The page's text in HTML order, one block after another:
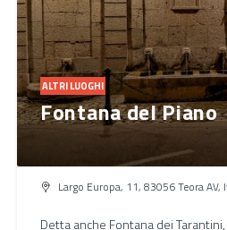
ALTRI LUOGHI
Fontana del Piano
Largo Europa, 11, 83056 Teora AV,
Detta anche Fontana dei